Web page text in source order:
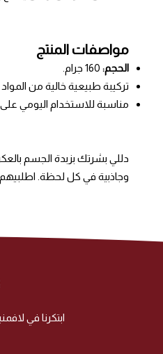
مواصفات المنتج
الحجم:
تركيبة طبيعية خالية من المواد
مناسبة للاستخدام اليومي
دللي بشرتك بزبدة الجسم
وجاذبية في كل لحظة. اطلبيهم
ابتكرنا في